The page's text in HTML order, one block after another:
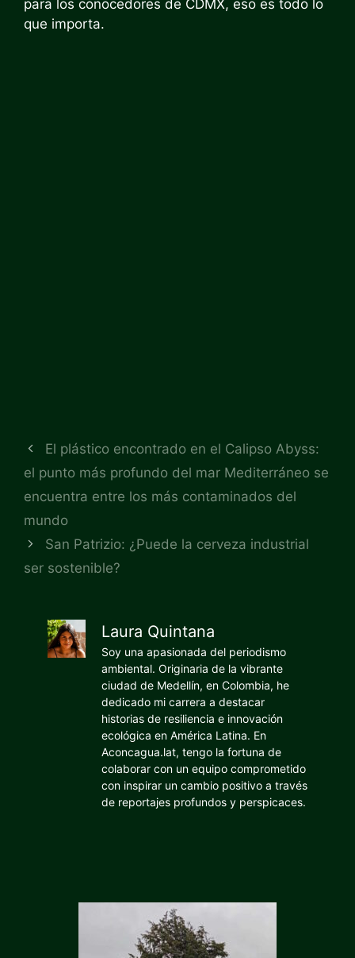
para los conocedores de CDMX, eso es todo lo
que importa.
El plástico encontrado en el Calipso Abyss:
el punto más profundo del mar Mediterráneo se
encuentra entre los más contaminados del
mundo
San Patrizio: ¿Puede la cerveza industrial
ser sostenible?
Laura Quintana
Soy una apasionada del periodismo
ambiental. Originaria de la vibrante
ciudad de Medellín, en Colombia, he
dedicado mi carrera a destacar
historias de resiliencia e innovación
ecológica en América Latina. En
Aconcagua.lat, tengo la fortuna de
colaborar con un equipo comprometido
con inspirar un cambio positivo a través
de reportajes profundos y perspicaces.